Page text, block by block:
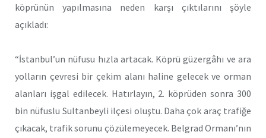
köprünün yapılmasına neden karşı çıktılarını şöyle
açıkladı:
“İstanbul’un nüfusu hızla artacak. Köprü güzergâhı ve ara
yolların çevresi bir çekim alanı haline gelecek ve orman
alanları işgal edilecek. Hatırlayın, 2. köprüden sonra 300
bin nüfuslu Sultanbeyli ilçesi oluştu. Daha çok araç trafiğe
çıkacak, trafik sorunu çözülemeyecek. Belgrad Ormanı’nın